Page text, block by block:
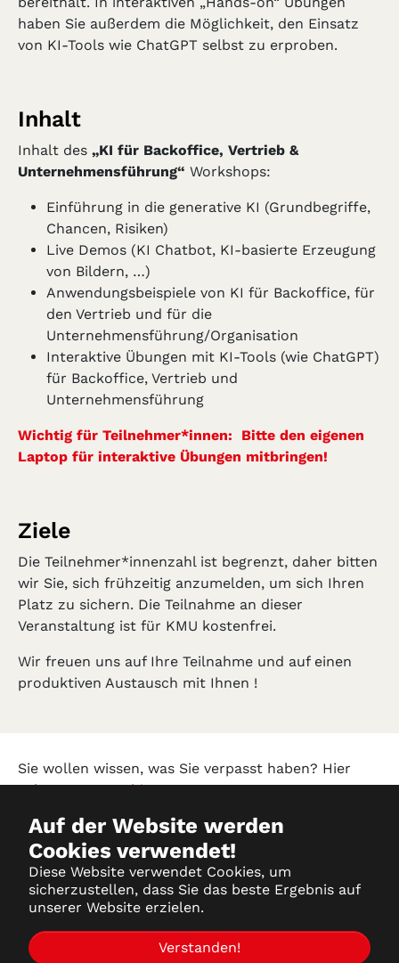
Auf der Website werden
Cookies verwendet!
Diese Website verwendet Cookies, um
sicherzustellen, dass Sie das beste Ergebnis auf
unserer Website erzielen.
Verstanden!
haben Sie außerdem die Möglichkeit, den Einsatz
von KI-Tools wie ChatGPT selbst zu erproben.
Inhalt
Inhalt des „KI für Backoffice, Vertrieb &
Unternehmensführung“ Workshops:
Einführung in die generative KI (Grundbegriffe,
Chancen, Risiken)
Live Demos (KI Chatbot, KI-basierte Erzeugung
von Bildern, …)
Anwendungsbeispiele von KI für Backoffice, für
den Vertrieb und für die
Unternehmensführung/Organisation
Interaktive Übungen mit KI-Tools (wie ChatGPT)
für Backoffice, Vertrieb und
Unternehmensführung
Wichtig für Teilnehmer*innen: Bitte den eigenen
Laptop für interaktive Übungen mitbringen!
Ziele
Die Teilnehmer*innenzahl ist begrenzt, daher bitten
wir Sie, sich frühzeitig anzumelden, um sich Ihren
Platz zu sichern. Die Teilnahme an dieser
Veranstaltung ist für KMU kostenfrei.
Wir freuen uns auf Ihre Teilnahme und auf einen
produktiven Austausch mit Ihnen !
Sie wollen wissen, was Sie verpasst haben? Hier
geht es zumArchiv!
Datenschutz
Impressum
Partner-Login